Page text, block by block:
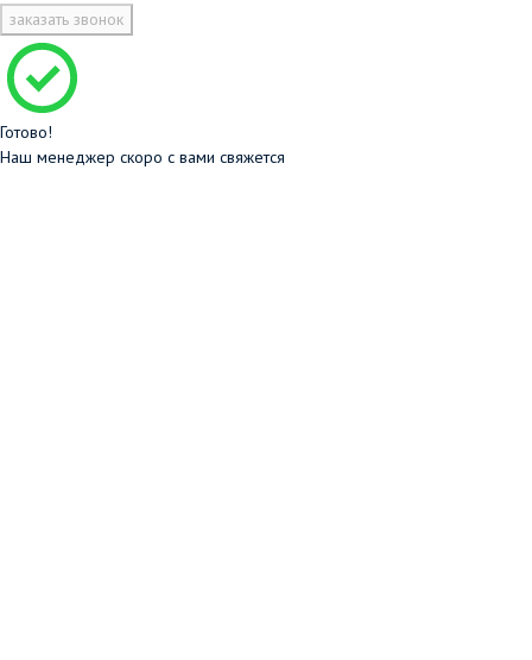
заказать звонок
Готово!
Наш менеджер скоро с вами свяжется